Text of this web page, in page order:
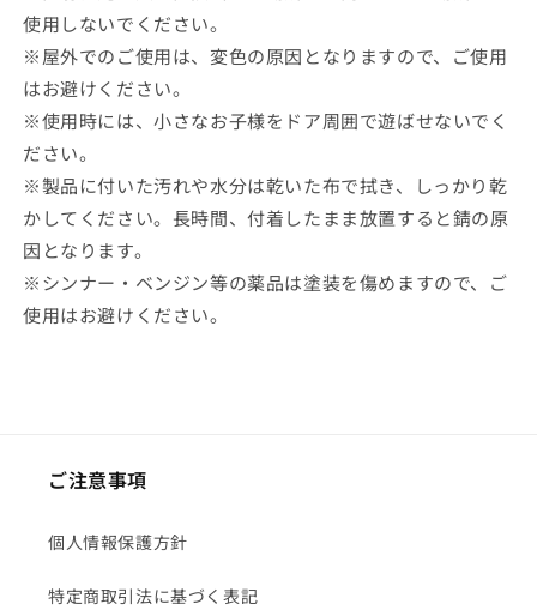
使用しないでください。
※屋外でのご使用は、変色の原因となりますので、ご使用
はお避けください。
※使用時には、小さなお子様をドア周囲で遊ばせないでく
ださい。
※製品に付いた汚れや水分は乾いた布で拭き、しっかり乾
かしてください。長時間、付着したまま放置すると錆の原
因となります。
※シンナー・ベンジン等の薬品は塗装を傷めますので、ご
使用はお避けください。
ご注意事項
個人情報保護方針
特定商取引法に基づく表記